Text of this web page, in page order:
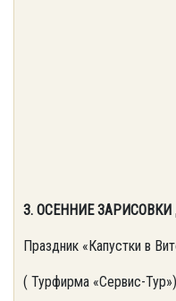
3. ОСЕННИЕ
Праздник «Капустки в
( Турфирма «Сервис-Тур»)